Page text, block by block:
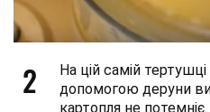
2
На цій самій
допомогою деруни
картопля не